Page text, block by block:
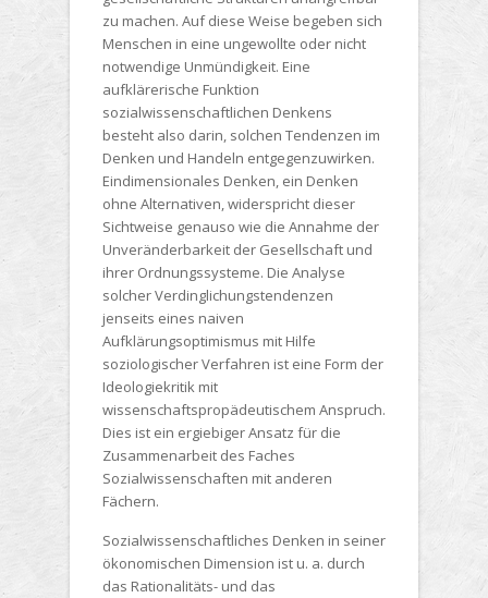
zu machen. Auf diese Weise begeben sich
Menschen in eine ungewollte oder nicht
notwendige Unmündigkeit. Eine
aufklärerische Funktion
sozialwissenschaftlichen Denkens
besteht also darin, solchen Tendenzen im
Denken und Handeln entgegenzuwirken.
Eindimensionales Denken, ein Denken
ohne Alternativen, widerspricht dieser
Sichtweise genauso wie die Annahme der
Unveränderbarkeit der Gesellschaft und
ihrer Ordnungssysteme. Die Analyse
solcher Verdinglichungstendenzen
jenseits eines naiven
Aufklärungsoptimismus mit Hilfe
soziologischer Verfahren ist eine Form der
Ideologiekritik mit
wissenschaftspropädeutischem Anspruch.
Dies ist ein ergiebiger Ansatz für die
Zusammenarbeit des Faches
Sozialwissenschaften mit anderen
Fächern.
Sozialwissenschaftliches Denken in seiner
ökonomischen Dimension ist u. a. durch
das Rationalitäts- und das